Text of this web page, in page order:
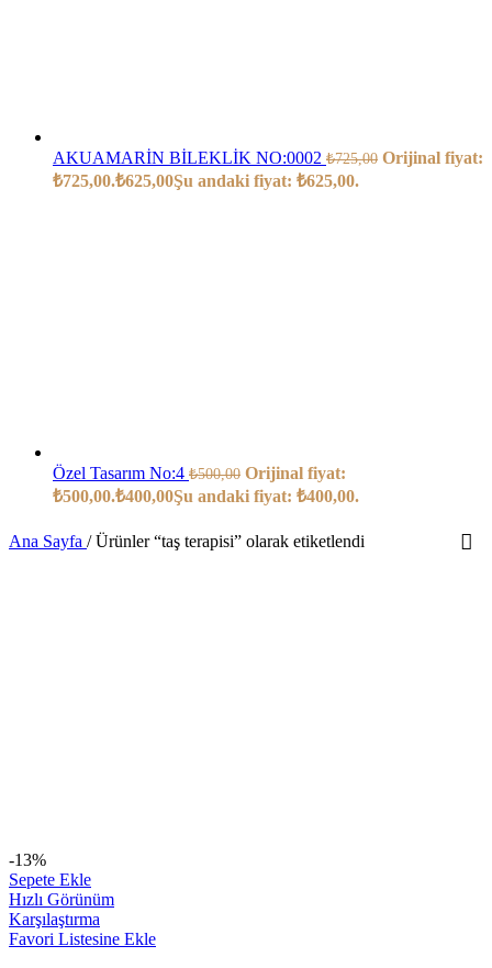
AKUAMARİN BİLEKLİK NO:0002 ₺725,00 Orijinal fiyat:
₺725,00.₺625,00Şu andaki fiyat: ₺625,00.
Özel Tasarım No:4 ₺500,00 Orijinal fiyat:
₺500,00.₺400,00Şu andaki fiyat: ₺400,00.
Ana Sayfa / Ürünler “taş terapisi” olarak etiketlendi
-13%
Sepete Ekle
Hızlı Görünüm
Karşılaştırma
Favori Listesine Ekle